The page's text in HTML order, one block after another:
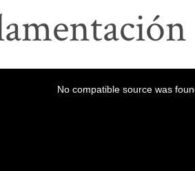
No compatible source was